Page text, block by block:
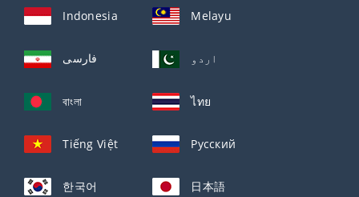
Indonesia Melayu
فارسی اردو
বাংলা ไทย
Tiếng Việt Русский
한국어 日本語